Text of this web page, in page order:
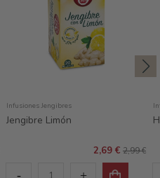
Infusiones Jengibres
Jengibre Limón
2,69 € 2,99 €